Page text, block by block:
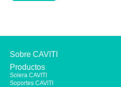
Sobre CAVITI
Productos
Solera CAVITI
Soportes CAVITI